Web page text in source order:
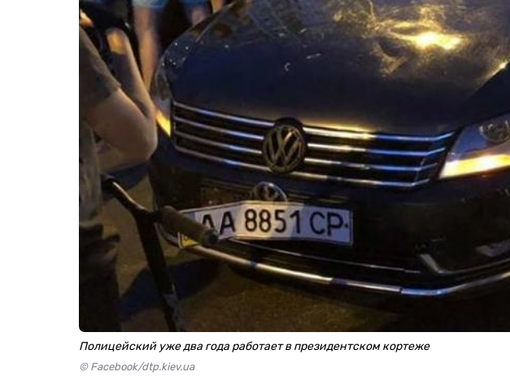
Полицейский уже два года работает в президентском кортеже
© Facebook/dtp.kiev.ua